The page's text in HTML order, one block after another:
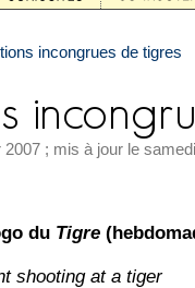
incongrues de tigres
; mis à jour le
du Tigre
shooting at a tiger